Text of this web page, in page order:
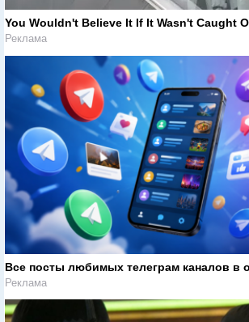
You Wouldn't Believe It If It Wasn't Caught
Реклама
Все посты любимых телеграм каналов в
Реклама